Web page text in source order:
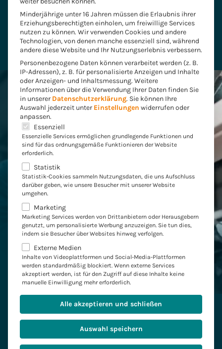
Feiern Sie mit uns25 Jahre
Innovation und Wandel in der
Erfahren Sie mehr über unsere Geschichte und unsere
Vision für die Zukunft. Sehen Sie, wie Convista auch in
den kommenden Jahrzehnten die Industrie verändern
wird. Wir freuen uns, diesen besonderen Meilenstein mit
Jetzt Video ansehen
Mehr zu unserem Jubiläum
KontaktierenSie uns
gerne
Minderjährige unter 16 Jahren müssen die Erlaubnis ihrer
Erziehungsberechtigten einholen, um freiwillige Services
nutzen zu können. Wir verwenden Cookies und andere
Technologien, von denen manche essenziell sind, während
andere diese Website und Ihr Nutzungserlebnis verbessern.
Personenbezogene Daten können verarbeitet werden (z. B.
IP-Adressen), z. B. für personalisierte Anzeigen und Inhalte
oder Anzeigen- und Inhaltsmessung. Weitere
Informationen über die Verwendung Ihrer Daten finden Sie
in unserer Datenschutzerklärung. Sie können Ihre
Auswahl jederzeit unter Einstellungen widerrufen oder
anpassen.
Es folgt eine Liste der Service-Gruppen, für die eine
Essenziell
Essenzielle Services ermöglichen grundlegende Funktionen und
sind für das ordnungsgemäße Funktionieren der Website
erforderlich.
Statistik
Statistik-Cookies sammeln Nutzungsdaten, die uns Aufschluss
darüber geben, wie unsere Besucher mit unserer Website
umgehen.
Marketing
Marketing Services werden von Drittanbietern oder Herausgebern
genutzt, um personalisierte Werbung anzuzeigen. Sie tun dies,
indem sie Besucher über Websites hinweg verfolgen.
Externe Medien
Inhalte von Videoplattformen und Social-Media-Plattformen
werden standardmäßig blockiert. Wenn externe Services
akzeptiert werden, ist für den Zugriff auf diese Inhalte keine
manuelle Einwilligung mehr erforderlich.
Alle akzeptieren und schließen
Auswahl speichern